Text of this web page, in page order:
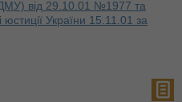
від 29.10.01 №1977 та
юстиції України 15.11.01 за